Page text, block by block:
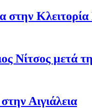
στην
Νίτσος
Αιγιάλεια